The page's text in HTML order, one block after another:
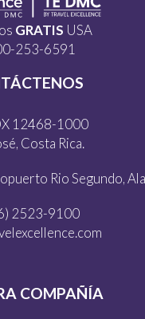
GRATIS USA
253-6591
12468-1000
Costa Rica.
Rio Segundo,
2523-9100
COMPAÑÍA